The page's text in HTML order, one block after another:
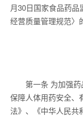
月30日国家食品药
经营质量管理规范〉
第一条 为加强药
保障人体用药安全、
法》、《中华人民共